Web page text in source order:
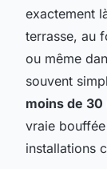
exactement
terrasse, au
ou même
souvent
moins de
vraie
installations